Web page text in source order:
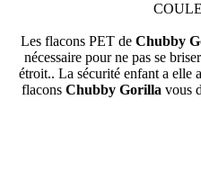
Les flacons PET de Chubby
nécessaire pour ne pas se
étroit.. La sécurité enfant a elle
flacons Chubby Gorilla vous